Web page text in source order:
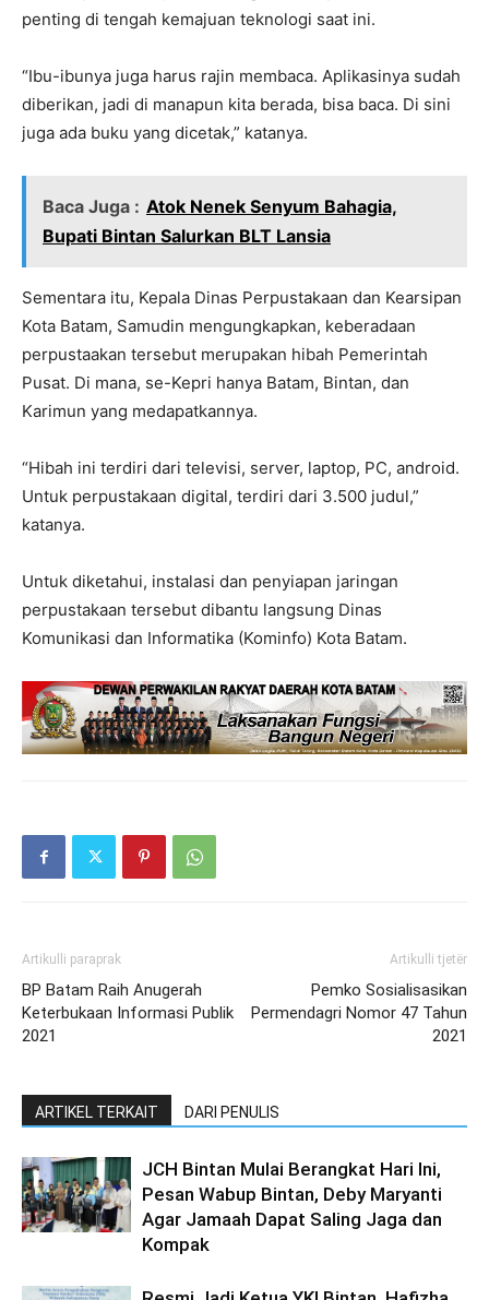
penting di tengah kemajuan teknologi saat ini.
“Ibu-ibunya juga harus rajin membaca. Aplikasinya sudah
diberikan, jadi di manapun kita berada, bisa baca. Di sini
juga ada buku yang dicetak,” katanya.
Baca Juga : Atok Nenek Senyum Bahagia,
Bupati Bintan Salurkan BLT Lansia
Sementara itu, Kepala Dinas Perpustakaan dan Kearsipan
Kota Batam, Samudin mengungkapkan, keberadaan
perpustaakan tersebut merupakan hibah Pemerintah
Pusat. Di mana, se-Kepri hanya Batam, Bintan, dan
Karimun yang medapatkannya.
“Hibah ini terdiri dari televisi, server, laptop, PC, android.
Untuk perpustakaan digital, terdiri dari 3.500 judul,”
katanya.
Untuk diketahui, instalasi dan penyiapan jaringan
perpustakaan tersebut dibantu langsung Dinas
Komunikasi dan Informatika (Kominfo) Kota Batam.
Artikulli paraprak
BP Batam Raih Anugerah
Keterbukaan Informasi Publik
2021
Artikulli tjetër
Pemko Sosialisasikan
Permendagri Nomor 47 Tahun
2021
ARTIKEL TERKAIT DARI PENULIS
JCH Bintan Mulai Berangkat Hari Ini,
Pesan Wabup Bintan, Deby Maryanti
Agar Jamaah Dapat Saling Jaga dan
Kompak